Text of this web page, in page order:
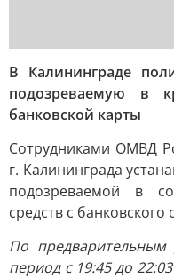
В Калининграде
подозреваемую в
банковской карты
Сотрудниками ОМВД
г. Калининграда
подозреваемой в
средств с банковского
По
период с 19:45 до